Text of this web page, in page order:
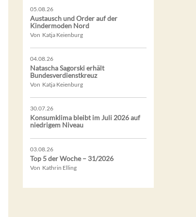
05.08.26
Austausch und Order auf der
Kindermoden Nord
Von Katja Keienburg
04.08.26
Natascha Sagorski erhält
Bundesverdienstkreuz
Von Katja Keienburg
30.07.26
Konsumklima bleibt im Juli 2026 auf
niedrigem Niveau
03.08.26
Top 5 der Woche – 31/2026
Von Kathrin Elling